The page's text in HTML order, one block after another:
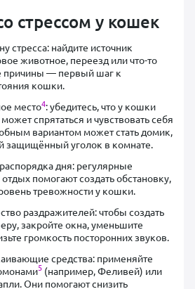
стрессом у кошек
стресса: найдите источник
животное, переезд или что-то
причины — первый шаг к
кошки.
место4: убедитесь, что у кошки
спрятаться и чувствовать себя
вариантом может стать домик,
защищённый уголок в комнате.
дня: регулярные
помогают создать обстановку,
тревожности у кошки.
раздражителей: чтобы создать
закройте окна, уменьшите
громкость посторонних звуков.
средства: применяйте
5(например, Феливей) или
Они помогают снизить